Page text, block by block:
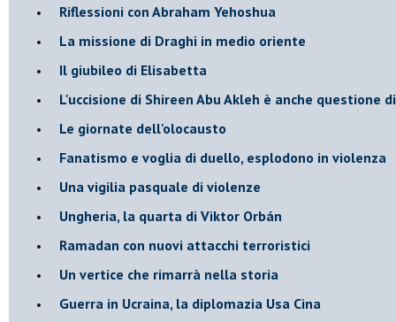
Riflessioni con Abraham Yehoshua
La missione di Draghi in medio oriente
Il giubileo di Elisabetta
L'uccisione di Shireen Abu Akleh è anche questione
Le giornate dell'olocausto
Fanatismo e voglia di duello, esplodono in violenza
Una vigilia pasquale di violenze
Ungheria, la quarta di Viktor Orbán
Ramadan con nuovi attacchi terroristici
Un vertice che rimarrà nella storia
Guerra in Ucraina, la diplomazia Usa Cina